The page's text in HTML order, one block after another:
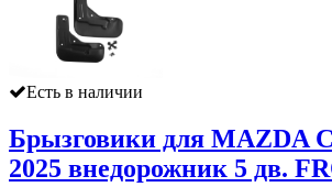
Есть в наличии
Брызговики для MAZDA
2025 внедорожник 5 дв.